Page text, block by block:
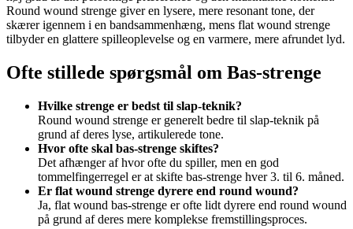
Round wound strenge giver en lysere, mere resonant tone, der
skærer igennem i en bandsammenhæng, mens flat wound strenge
tilbyder en glattere spilleoplevelse og en varmere, mere afrundet lyd.
Ofte stillede spørgsmål om Bas-strenge
Hvilke strenge er bedst til slap-teknik?
Round wound strenge er generelt bedre til slap-teknik på
grund af deres lyse, artikulerede tone.
Hvor ofte skal bas-strenge skiftes?
Det afhænger af hvor ofte du spiller, men en god
tommelfingerregel er at skifte bas-strenge hver 3. til 6. måned.
Er flat wound strenge dyrere end round wound?
Ja, flat wound bas-strenge er ofte lidt dyrere end round wound
på grund af deres mere komplekse fremstillingsproces.